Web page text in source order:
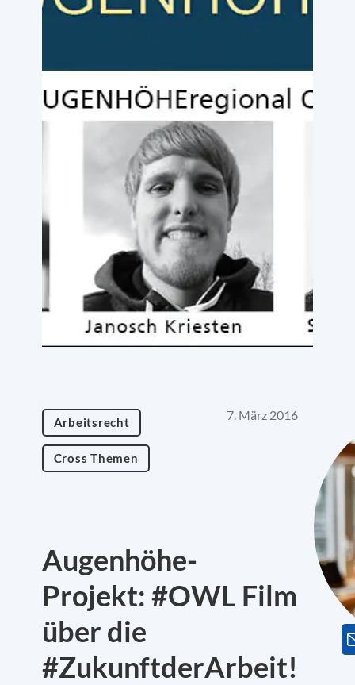
Arbeitsrecht
Cross Themen
7. März 2016
Augenhöhe-
Projekt: #OWL Film
über die
#ZukunftderArbeit!